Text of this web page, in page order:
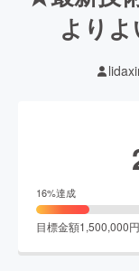
よりよ
16%達成
目標金額1,500,000円